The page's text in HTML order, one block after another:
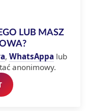
LUB MASZ
, WhatsAppa lub
anonimowy.